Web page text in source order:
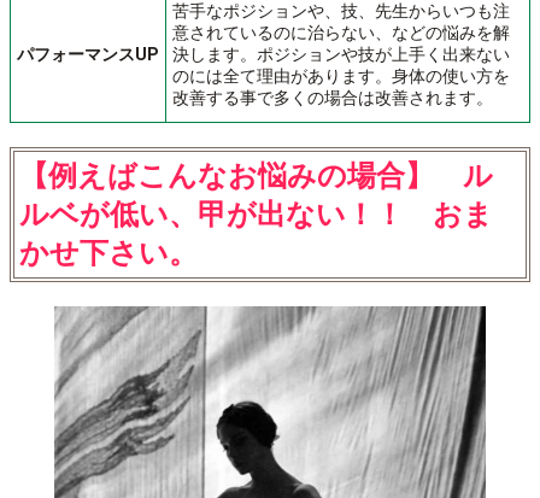
パフォーマンスUP
苦手なポジションや、技、先生からいつも注
意されているのに治らない、などの悩みを解
決します。ポジションや技が上手く出来ない
のには全て理由があります。身体の使い方を
改善する事で多くの場合は改善されます。
【例えばこんなお悩みの場合】 ル
ルベが低い、甲が出ない！！ おま
かせ下さい。